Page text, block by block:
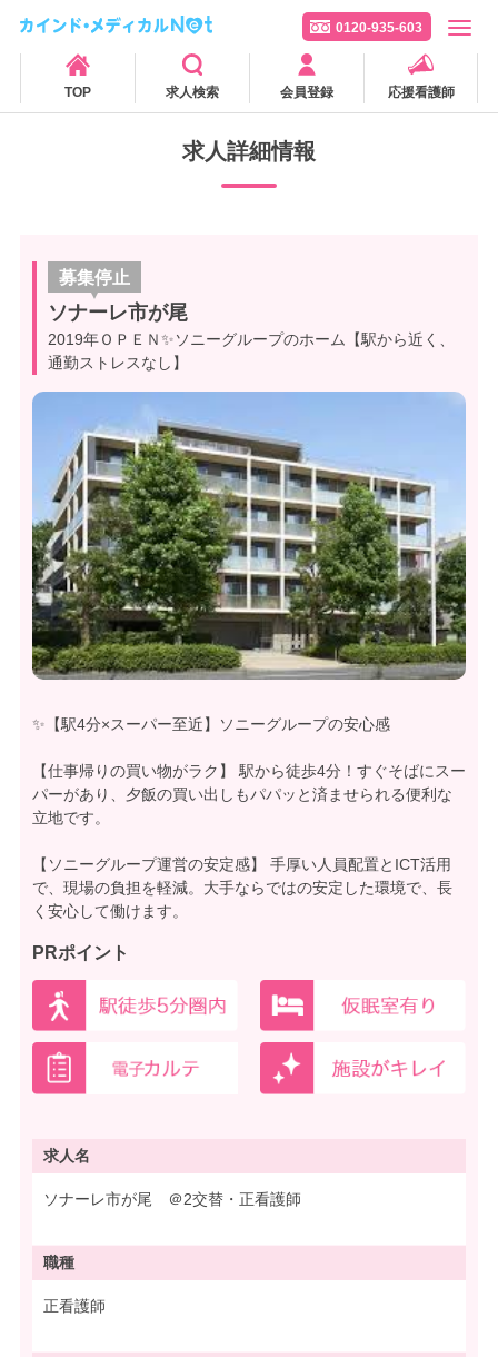
0120-935-603
TOP 求人検索 会員登録 応援看護師
求人詳細情報
募集停止
ソナーレ市が尾
2019年ＯＰＥＮ✨ソニーグループのホーム【駅から近く、
通勤ストレスなし】
✨【駅4分×スーパー至近】ソニーグループの安心感
【仕事帰りの買い物がラク】 駅から徒歩4分！すぐそばにスー
パーがあり、夕飯の買い出しもパパッと済ませられる便利な
立地です。
【ソニーグループ運営の安定感】 手厚い人員配置とICT活用
で、現場の負担を軽減。大手ならではの安定した環境で、長
く安心して働けます。
PRポイント
求人名
ソナーレ市が尾 ＠2交替・正看護師
職種
正看護師